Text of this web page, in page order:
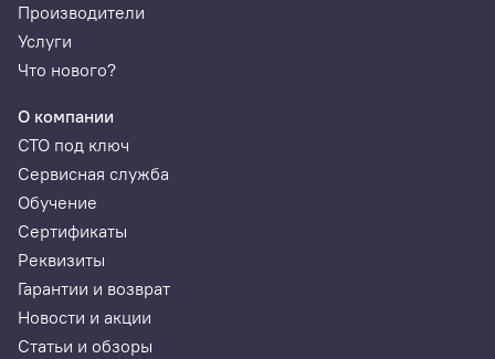
Производители
Услуги
Что нового?
О компании
СТО под ключ
Сервисная служба
Обучение
Сертификаты
Реквизиты
Гарантии и возврат
Новости и акции
Статьи и обзоры